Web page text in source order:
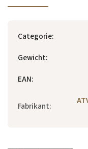
Categorie:
Gewicht:
EAN:
Fabrikant: